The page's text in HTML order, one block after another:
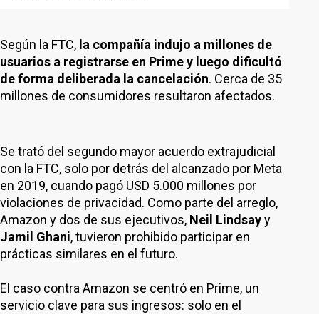
Según la FTC, la compañía indujo a millones de
usuarios a registrarse en Prime y luego dificultó
de forma deliberada la cancelación. Cerca de 35
millones de consumidores resultaron afectados.
Se trató del segundo mayor acuerdo extrajudicial
con la FTC, solo por detrás del alcanzado por Meta
en 2019, cuando pagó USD 5.000 millones por
violaciones de privacidad. Como parte del arreglo,
Amazon y dos de sus ejecutivos, Neil Lindsayy
Jamil Ghani, tuvieron prohibido participar en
prácticas similares en el futuro.
El caso contra Amazon se centró en Prime, un
servicio clave para sus ingresos: solo en el